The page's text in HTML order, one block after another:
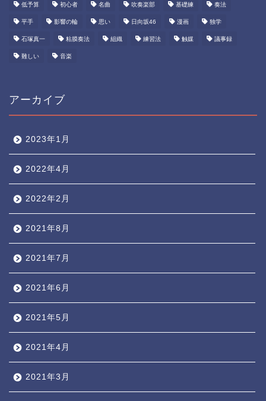
低予算 初心者 名曲 吹奏楽部 基礎練 奏法
平手 影響の輪 思い 日向坂46 漫画 独学
石塚真一 粘膜奏法 組織 練習法 触媒 議事録
難しい 音楽
アーカイブ
2023年1月
2022年4月
2022年2月
2021年8月
2021年7月
2021年6月
2021年5月
2021年4月
2021年3月